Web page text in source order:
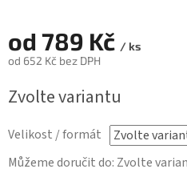
od 789 Kč / ks
od 652 Kč bez DPH
cena:
Zvolte variantu
Velikost / formát
Můžeme doručit do: Zvolte